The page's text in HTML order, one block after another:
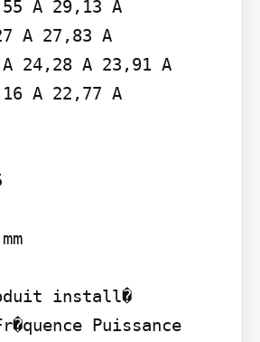
A 29,13 A
A 27,83 A
24,28 A 23,91 A
A 22,77 A
install�
Puissance